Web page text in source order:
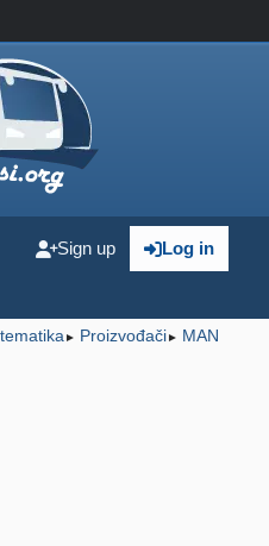
Log in
Sign up
► Proizvođači► MAN